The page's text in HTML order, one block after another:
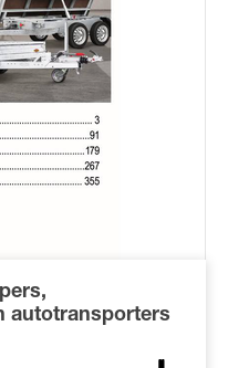
autotransporters